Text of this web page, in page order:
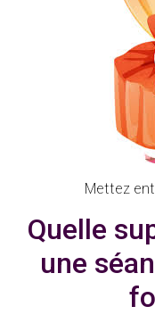
Mettez
Quelle
une